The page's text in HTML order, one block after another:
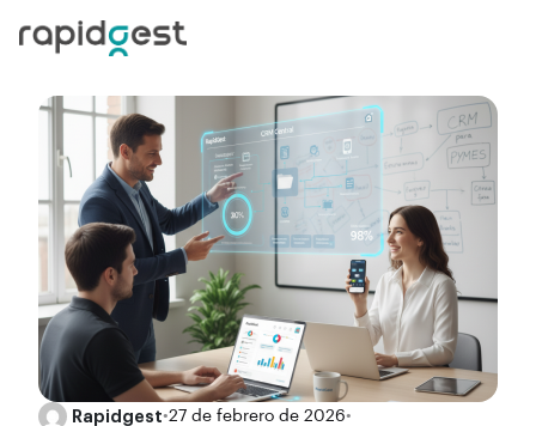
Rapidgest•27 de febrero de 2026•